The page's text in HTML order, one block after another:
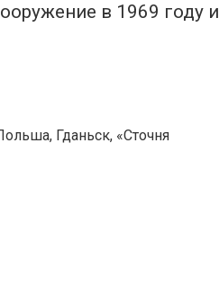
в 1969 году и
Гданьск, «Сточня